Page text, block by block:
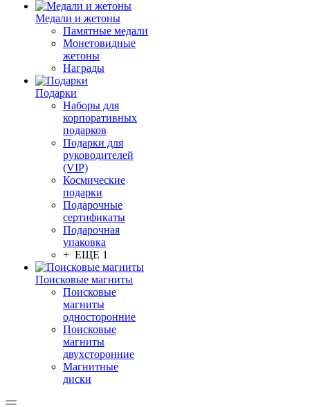
Медали и жетоны
Памятные медали
Монетовидные
жетоны
Награды
Подарки
Наборы для
корпоративных
подарков
Подарки для
руководителей
(VIP)
Космические
подарки
Подарочные
сертификаты
Подарочная
упаковка
+ ЕЩЕ 1
Поисковые магниты
Поисковые
магниты
односторонние
Поисковые
магниты
двухсторонние
Магнитные
диски